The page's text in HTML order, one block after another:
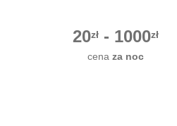
20zł- 1000zł
cena za noc